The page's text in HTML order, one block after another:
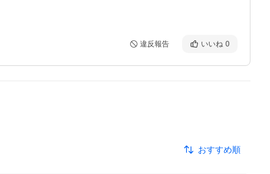
違反報告 いいね 0
おすすめ順